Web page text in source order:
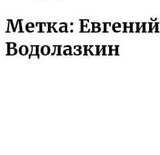
Метка: Евгений
Водолазкин